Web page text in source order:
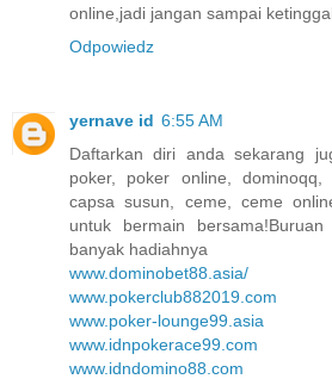
online,jadi jangan sampai
Odpowiedz
yernave id 6:55 AM
Daftarkan diri anda sekarang
poker, poker online,
capsa susun, ceme, ceme
untuk bermain
banyak hadiahnya
www.dominobet88.asia/
www.pokerclub882019.com
www.poker-lounge99.asia
www.idnpokerace99.com
www.idndomino88.com